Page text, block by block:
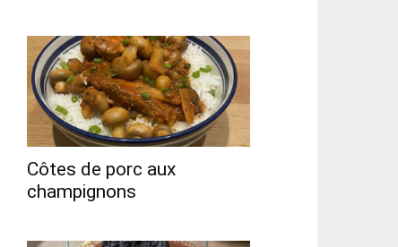
Côtes de porc aux
champignons